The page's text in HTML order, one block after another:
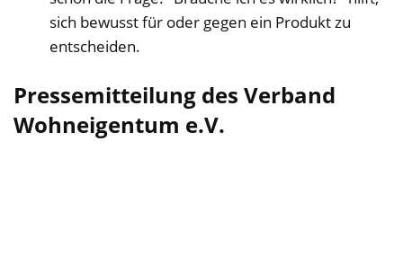
sich bewusst für oder gegen ein Produkt zu
entscheiden.
Pressemitteilung des Verband
Wohneigentum e.V.